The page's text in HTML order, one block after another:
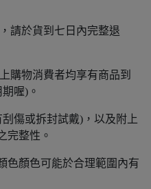
請於貨到七日內完整退
購物消費者均享有商品到
喔)。
傷或拆封試戴)，以及附上
完整性。
色顏色可能於合理範圍內有